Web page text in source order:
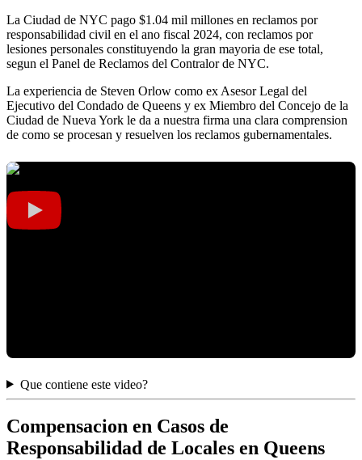
La Ciudad de NYC pago $1.04 mil millones en reclamos por
responsabilidad civil en el ano fiscal 2024, con reclamos por
lesiones personales constituyendo la gran mayoria de ese total,
segun el Panel de Reclamos del Contralor de NYC.
La experiencia de Steven Orlow como ex Asesor Legal del
Ejecutivo del Condado de Queens y ex Miembro del Concejo de la
Ciudad de Nueva York le da a nuestra firma una clara comprension
de como se procesan y resuelven los reclamos gubernamentales.
Que contiene este video?
Compensacion en Casos de
Responsabilidad de Locales en Queens